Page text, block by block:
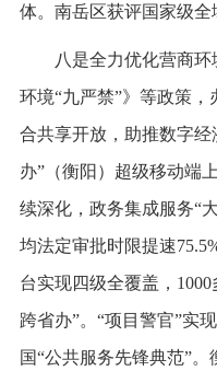
体。南岳区获评国家级全
八是全力优化营商
环境“九严禁”》等政策
合共享开放，助推数字
办”（衡阳）超级移动端
续深化，政务集成服务“
均法定审批时限提速
台实现四级全覆盖，1000
跨省办”。“项目警官”实
国“公共服务先锋典范”